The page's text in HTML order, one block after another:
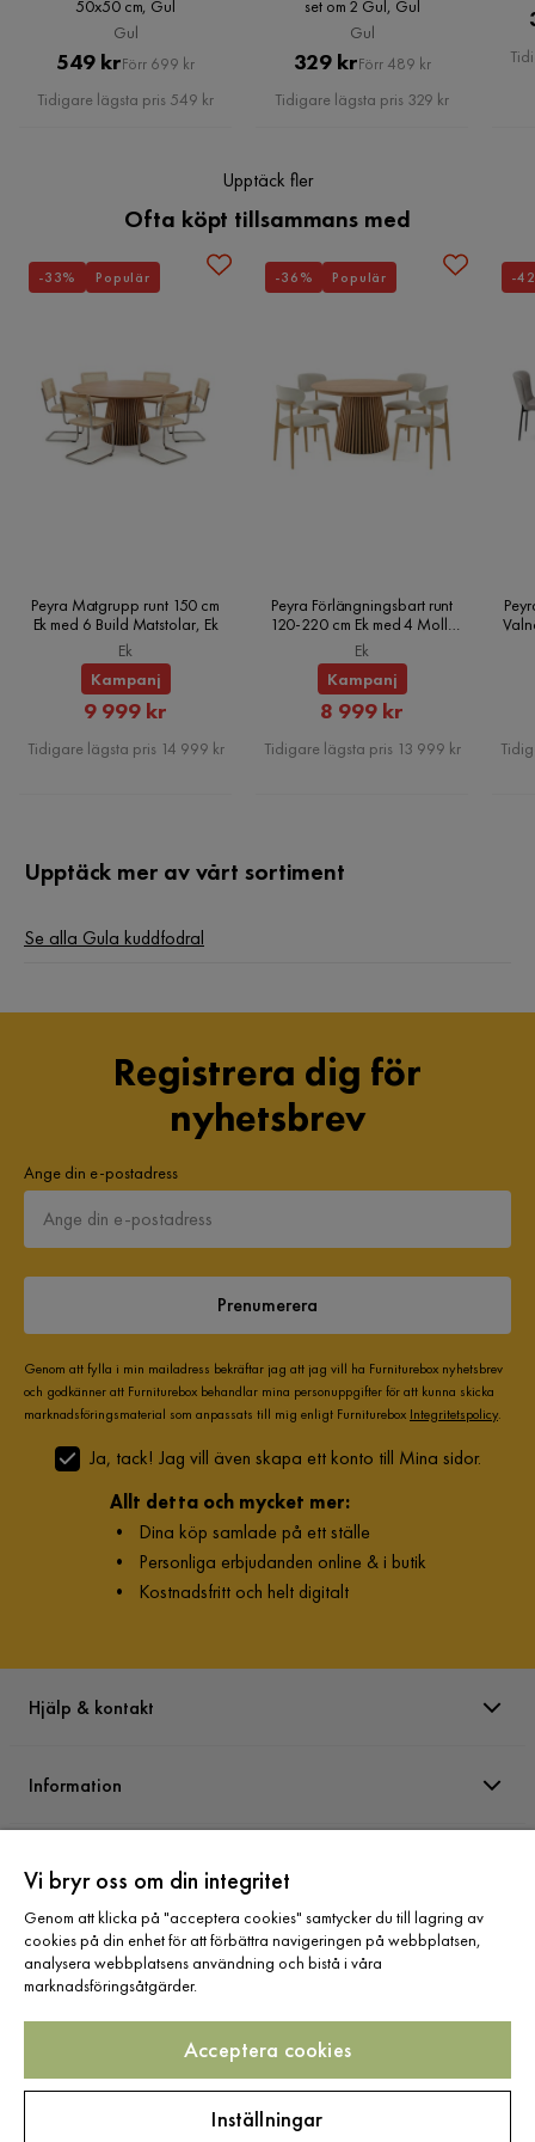
50x50 cm, Gul
Gul
Pris
549 krOriginal
Pris
Förr 699 kr
Tidigare lägsta pris 549 kr
set om 2 Gul, Gul
Gul
Pris
329 krOriginal
Pris
Förr 489 kr
Tidigare lägsta pris 329 kr
Upptäck fler
Ofta köpt tillsammans med
Peyra Matgrupp runt 150 cm
Ek med 6 Build Matstolar, Ek
Ek
Kampanj
Rabatterat
Pris
9 999 kr
Tidigare lägsta pris 14 999 kr
-33% Populär
Peyra Förlängningsbart runt
120-220 cm Ek med 4 Molly
Matstolar, Ek
Ek
Kampanj
Rabatterat
Pris
8 999 kr
Tidigare lägsta pris 13 999 kr
-36% Populär -
Upptäck mer av vårt sortiment
Se alla Gula kuddfodral
Registrera dig för
nyhetsbrev
Ange din e-postadress
Prenumerera
Genom att fylla i min mailadress bekräftar jag att jag vill ha Furniturebox nyhetsbrev
och godkänner att Furniturebox behandlar mina personuppgifter för att kunna skicka
marknadsföringsmaterial som anpassats till mig enligt Furniturebox Integritetspolicy.
Ja, tack! Jag vill även skapa ett konto till Mina sidor.
Allt detta och mycket mer:
• Dina köp samlade på ett ställe
• Personliga erbjudanden online & i butik
• Kostnadsfritt och helt digitalt
Hjälp & kontakt
Information
Sortiment
Följ oss
Vi bryr oss om din integritet
Genom att klicka på "acceptera cookies" samtycker du till lagring av
cookies på din enhet för att förbättra navigeringen på webbplatsen,
analysera webbplatsens användning och bistå i våra
marknadsföringsåtgärder.
Acceptera cookies
Inställningar